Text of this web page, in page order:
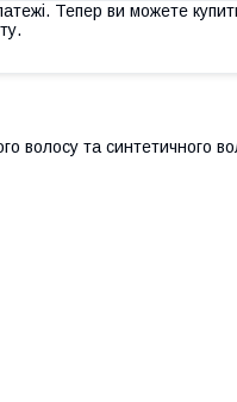
Тепер ви можете
волосу та синтетичного